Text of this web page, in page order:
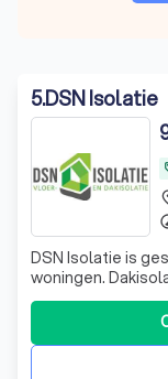
5.DSN Isolatie
DSN Isolatie is
woningen.
altijd vrijblijvend
een grondige
en brengen wij u
Duidelijke commun